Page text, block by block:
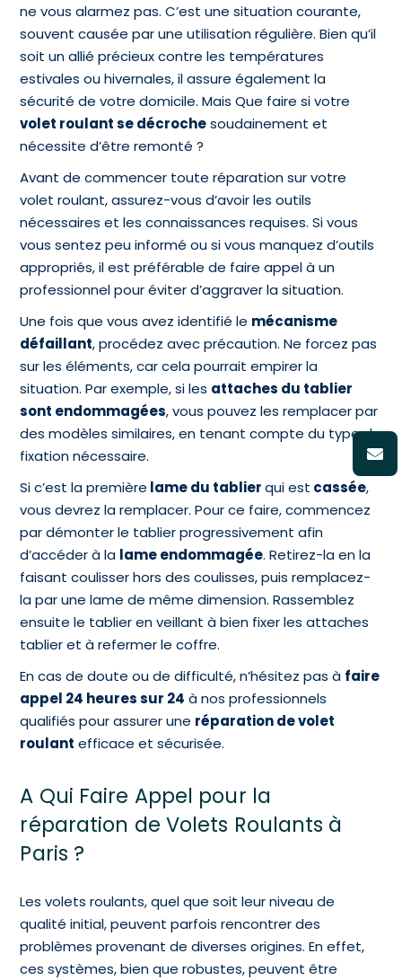
ne vous alarmez pas. C’est une situation courante,
souvent causée par une utilisation régulière. Bien qu’il
soit un allié précieux contre les températures
estivales ou hivernales, il assure également la
sécurité de votre domicile. MaisQue faire si votre
volet roulant se décrochesoudainement et
nécessite d’être remonté ?
Avant de commencer toute réparation sur votre
volet roulant, assurez-vous d’avoir les outils
nécessaires et les connaissances requises. Si vous
vous sentez peu informé ou si vous manquez d’outils
appropriés, il est préférable de faire appel à un
professionnel pour éviter d’aggraver la situation.
Une fois que vous avez identifié le mécanisme
défaillant, procédez avec précaution. Ne forcez pas
sur les éléments, car cela pourrait empirer la
situation. Par exemple, si les attaches du tablier
sont endommagées, vous pouvez les remplacer par
des modèles similaires, en tenant compte du type de
fixation nécessaire.
Si c’est la première lame du tablierqui est cassée,
vous devrez la remplacer. Pour ce faire, commencez
par démonter le tablier progressivement afin
d’accéder à la lame endommagée. Retirez-la en la
faisant coulisser hors des coulisses, puis remplacez-
la par une lame de même dimension. Rassemblez
ensuite le tablier en veillant à bien fixer les attaches
tablier et à refermer le coffre.
En cas de doute ou de difficulté, n’hésitez pas à faire
appel 24 heures sur 24 à nos professionnels
qualifiés pour assurer une réparation de volet
roulant efficace et sécurisée.
A Qui Faire Appel pour la
réparation de Volets Roulants à
Paris ?
Les volets roulants, quel que soit leur niveau de
qualité initial, peuvent parfois rencontrer des
problèmes provenant de diverses origines. En effet,
ces systèmes, bien que robustes, peuvent être